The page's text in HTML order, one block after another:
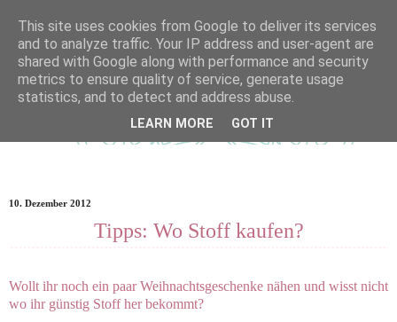
10. Dezember 2012
Tipps: Wo Stoff kaufen?
Wollt ihr noch ein paar Weihnachtsgeschenke nähen und wisst nicht
wo ihr günstig Stoff her bekommt?
This site uses cookies from Google to deliver its services
and to analyze traffic. Your IP address and user-agent are
shared with Google along with performance and security
metrics to ensure quality of service, generate usage
statistics, and to detect and address abuse.
LEARN MORE GOT IT